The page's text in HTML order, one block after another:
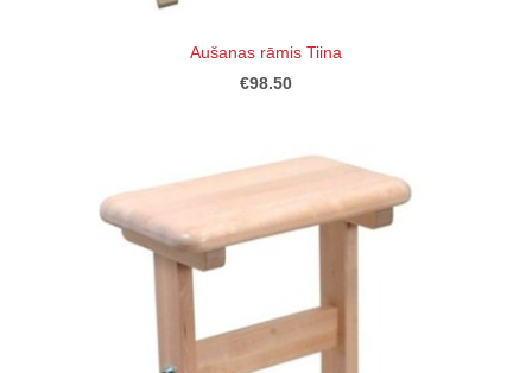
Aušanas rāmis Tiina
€98.50